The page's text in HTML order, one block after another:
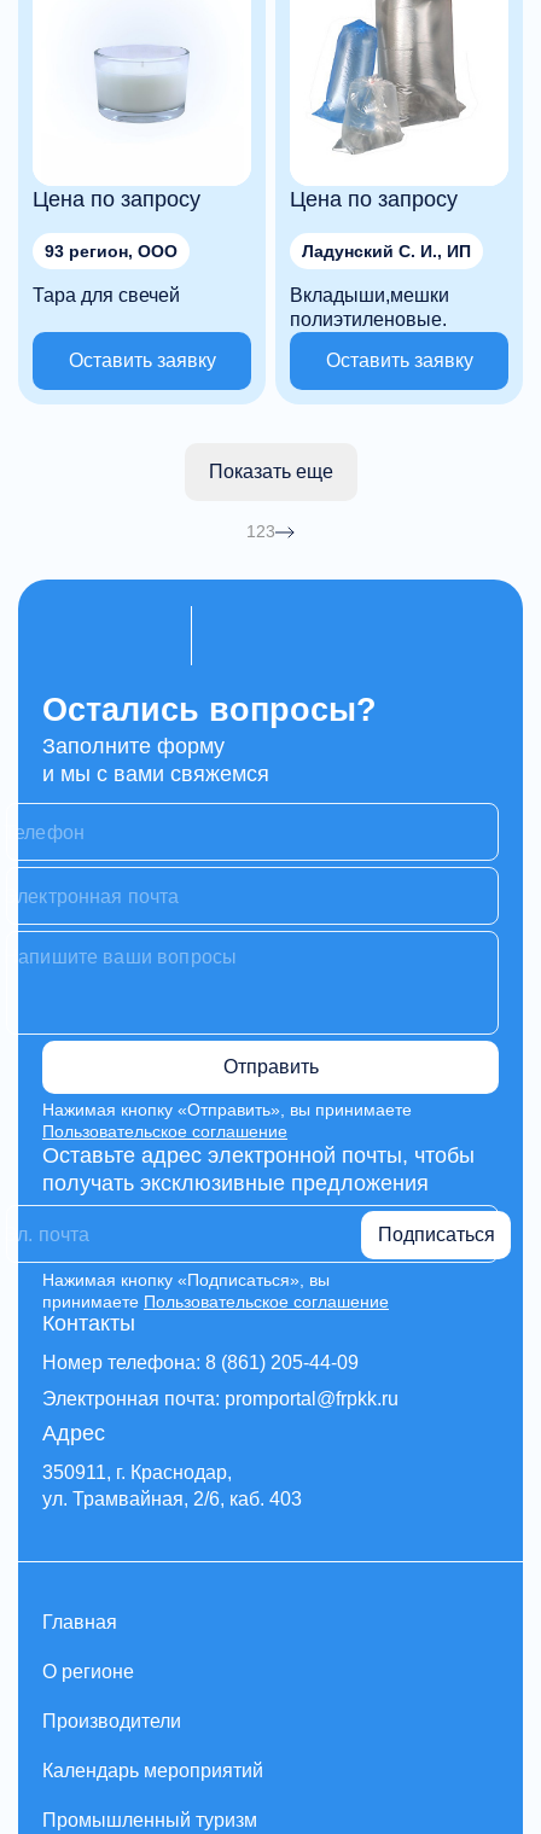
Цена по запросу
93 регион, ООО
Тара для свечей
Оставить заявку
Цена по запросу
Ладунский С. И., ИП
Вкладыши,мешки
полиэтиленовые.
Оставить заявку
Показать еще
1 23
Контакты
Номер телефона: 8 (861) 205-44-09
Электронная почта: promportal@frpkk.ru
Адрес
350911, г. Краснодар,
ул. Трамвайная, 2/6, каб. 403
Остались вопросы?
Заполните форму
и мы с вами свяжемся
Отправить
Нажимая кнопку «Отправить», вы принимаете
Пользовательское соглашение
Оставьте адрес электронной почты, чтобы
получать эксклюзивные предложения
Подписаться
Нажимая кнопку «Подписаться», вы
принимаете Пользовательское соглашение
Главная
О регионе
Производители
Календарь мероприятий
Промышленный туризм